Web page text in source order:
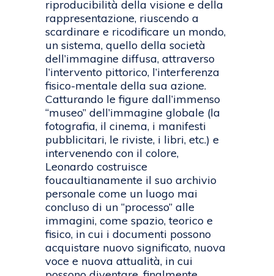
riproducibilità della visione e della
rappresentazione, riuscendo a
scardinare e ricodificare un mondo,
un sistema, quello della società
dell’immagine diffusa, attraverso
l’intervento pittorico, l’interferenza
fisico-mentale della sua azione.
Catturando le figure dall’immenso
“museo” dell’immagine globale (la
fotografia, il cinema, i manifesti
pubblicitari, le riviste, i libri, etc.) e
intervenendo con il colore,
Leonardo costruisce
foucaultianamente il suo archivio
personale come un luogo mai
concluso di un “processo” alle
immagini, come spazio, teorico e
fisico, in cui i documenti possono
acquistare nuovo significato, nuova
voce e nuova attualità, in cui